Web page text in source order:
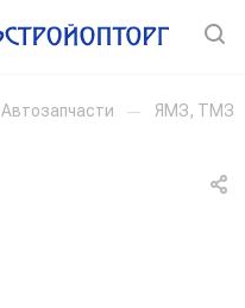
Автозапчасти — ЯМЗ, ТМЗ